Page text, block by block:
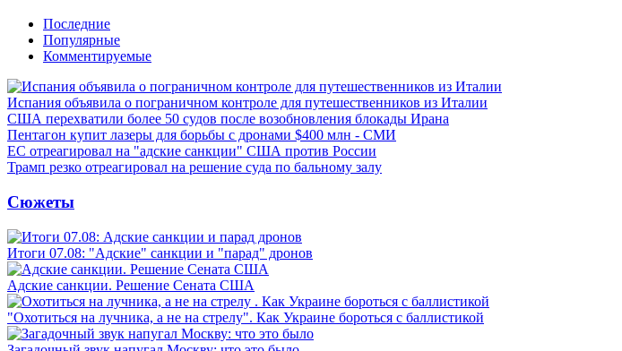
Последние
Популярные
Комментируемые
Испания объявила о пограничном контроле для путешественников из Италии
США перехватили более 50 судов после возобновления блокады Ирана
Пентагон купит лазеры для борьбы с дронами $400 млн - СМИ
ЕС отреагировал на "адские санкции" США против России
Трамп резко отреагировал на решение суда по бальному залу
Сюжеты
Итоги 07.08: "Адские" санкции и "парад" дронов
Адские санкции. Решение Сената США
"Охотиться на лучника, а не на стрелу". Как Украине бороться с баллистикой